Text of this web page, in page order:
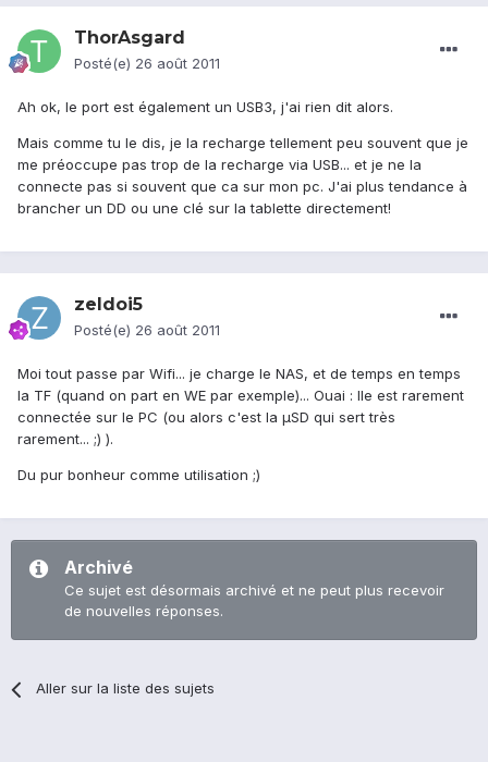
ThorAsgard
Posté(e) 26 août 2011
Ah ok, le port est également un USB3, j'ai rien dit alors.
Mais comme tu le dis, je la recharge tellement peu souvent que je
me préoccupe pas trop de la recharge via USB... et je ne la
connecte pas si souvent que ca sur mon pc. J'ai plus tendance à
brancher un DD ou une clé sur la tablette directement!
zeldoi5
Posté(e) 26 août 2011
Moi tout passe par Wifi... je charge le NAS, et de temps en temps
la TF (quand on part en WE par exemple)... Ouai : lle est rarement
connectée sur le PC (ou alors c'est la µSD qui sert très
rarement... ;) ).
Du pur bonheur comme utilisation ;)
Archivé
Ce sujet est désormais archivé et ne peut plus recevoir
de nouvelles réponses.
Aller sur la liste des sujets